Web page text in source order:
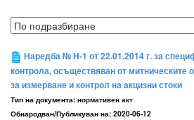
Наредба № H-1 от 22.01.2014 г. за
контрола, осъществяван от митническите
за измерване и контрол на акцизни стоки
Тип на документа: нормативен акт
Обнародван/Публикуван на: 2020-06-12